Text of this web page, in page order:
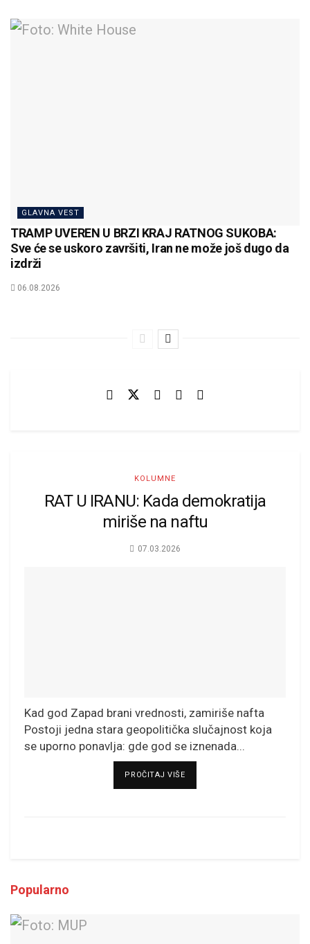
GLAVNA VEST
TRAMP UVEREN U BRZI KRAJ RATNOG SUKOBA:
Sve će se uskoro završiti, Iran ne može još dugo da
izdrži
06.08.2026
KOLUMNE
RAT U IRANU: Kada demokratija
miriše na naftu
07.03.2026
Kad god Zapad brani vrednosti, zamiriše nafta
Postoji jedna stara geopolitička slučajnost koja
se uporno ponavlja: gde god se iznenada...
PROČITAJ VIŠEDETAILS
Popularno